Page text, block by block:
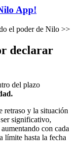
App!
el poder de Nilo >>
declarar
del plazo
retraso y la situación
significativo,
con cada
límite hasta la fecha